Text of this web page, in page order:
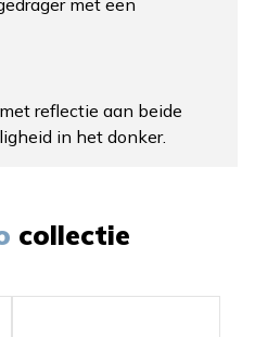
reflectie aan beide
in het donker.
collectie